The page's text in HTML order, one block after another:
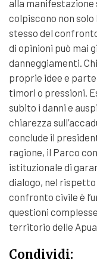
alla
colpiscono non
stesso del
di opinioni può mai
danneggiamenti.
proprie idee e
timori o pressioni.
subito i danni e
chiarezza
conclude il
ragione, il Parco
istituzionale di
dialogo, nel
confronto civile è
questioni
territorio delle
Condividi: